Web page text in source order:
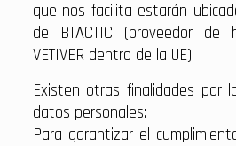
que nos facilita estarán
de BTACTIC (proveedor de
VETIVER dentro de la UE).
Existen otras finalidades por
datos personales:
Para garantizar el